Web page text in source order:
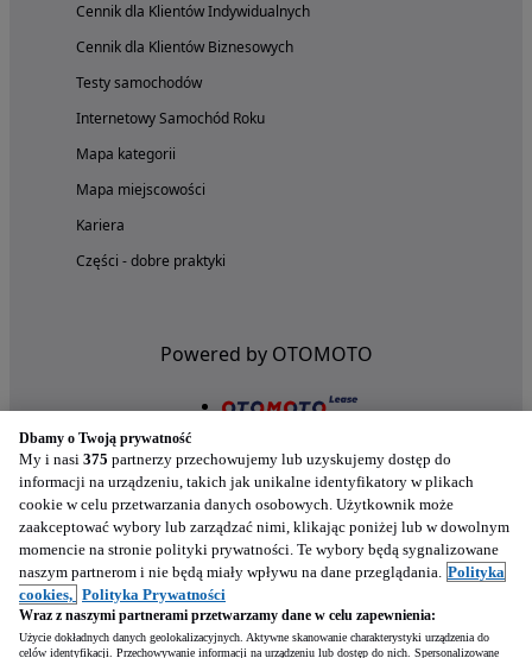
Cennik dla Klientów Indywidualnych
Cennik dla Klientów Biznesowych
Testy samochodów
Internetowy Samochód Roku
Mapa kategorii
Mapa miejscowości
Kariera
Części - dobre praktyki
Powered by OTOMOTO
Nasze aplikacje w twoim telefonie
Dbamy o Twoją prywatność
My i nasi 375 partnerzy przechowujemy lub uzyskujemy dostęp do
informacji na urządzeniu, takich jak unikalne identyfikatory w plikach
cookie w celu przetwarzania danych osobowych. Użytkownik może
zaakceptować wybory lub zarządzać nimi, klikając poniżej lub w dowolnym
momencie na stronie polityki prywatności. Te wybory będą sygnalizowane
naszym partnerom i nie będą miały wpływu na dane przeglądania. Polityka
cookies, Polityka Prywatności
Wraz z naszymi partnerami przetwarzamy dane w celu zapewnienia:
Użycie dokładnych danych geolokalizacyjnych. Aktywne skanowanie charakterystyki urządzenia do
celów identyfikacji. Przechowywanie informacji na urządzeniu lub dostęp do nich. Spersonalizowane